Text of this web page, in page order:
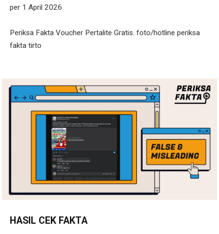
per 1 April 2026
Periksa Fakta Voucher Pertalite Gratis. foto/hotline periksa
fakta tirto
HASIL CEK FAKTA